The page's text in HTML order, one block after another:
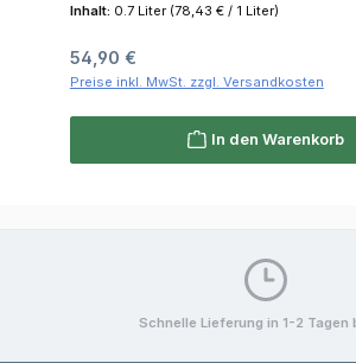
Inhalt: 0.7 Liter (78,43 € / 1 Liter)
Regulärer Preis:
54,90 €
Preise inkl. MwSt. zzgl. Versandkosten
In den Warenkorb
Schnelle Lieferung in 1-2 Tagen